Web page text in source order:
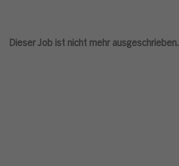
Dieser Job ist nicht mehr ausgeschrieben.